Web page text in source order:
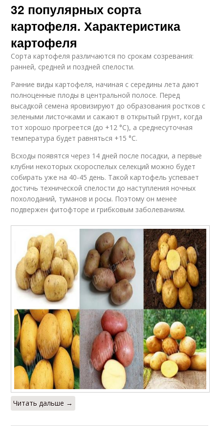
32 популярных сорта
картофеля. Характеристика
картофеля
Сорта картофеля различаются по срокам созревания:
ранней, средней и поздней спелости.
Ранние виды картофеля, начиная с середины лета дают
полноценные плоды в центральной полосе. Перед
высадкой семена яровизируют до образования ростков с
зелеными листочками и сажают в открытый грунт, когда
тот хорошо прогреется (до +12 °C), а среднесуточная
температура будет равняться +15 °C.
Всходы появятся через 14 дней после посадки, а первые
клубни некоторых скороспелых селекций можно будет
собирать уже на 40-45 день. Такой картофель успевает
достичь технической спелости до наступления ночных
похолоданий, туманов и росы. Поэтому он менее
подвержен фитофторе и грибковым заболеваниям.
Читать дальше →